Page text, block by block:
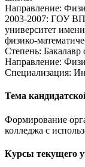
Направление:
2003-2007: ГОУ
университет
физико-
Степень: Бакалавр
Направление:
Специализация:
Тема
Формирование
колледжа с
Курсы текущего